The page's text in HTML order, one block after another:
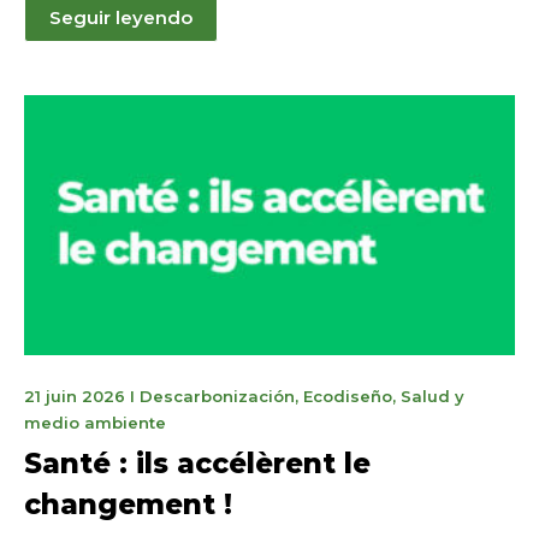
Seguir leyendo
21 juin 2026 30
juin
2026
I Descarbonización, Ecodiseño, Salud y
medio ambiente
Santé : ils accélèrent le
changement !